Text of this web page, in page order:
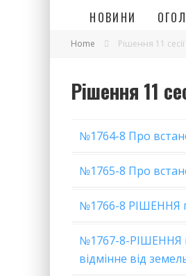
НОВИНИ
Home Рішення 11
Рішення 11
№1764-8 Про
№1765-8 Про
№1766-8 РІШЕННЯ
№1767-8-РІШЕННЯ
відмінне від